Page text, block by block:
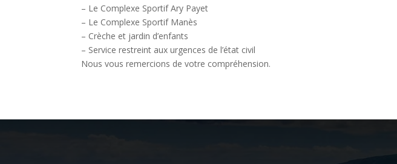
– Le Complexe Sportif Ary Payet
– Le Complexe Sportif Manès
– Crèche et jardin d’enfants
– Service restreint aux urgences de l’état civil
Nous vous remercions de votre compréhension.